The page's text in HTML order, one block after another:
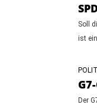
Soll
ist
Der